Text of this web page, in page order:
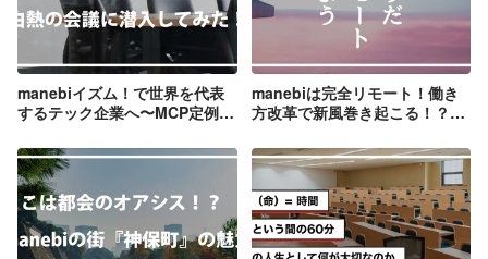
manebiイズム！で世界を代表
するテック企業へ〜MCP定例
manebiは完全リモート！働き
方改革で新風巻き起こる！？笑
編